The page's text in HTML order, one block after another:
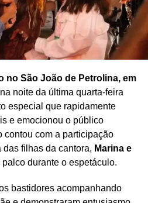
no São João de Petrolina, em
noite da última quarta-feira
especial que rapidamente
e emocionou o público
contou com a participação
filhas da cantora, Marina e
durante o espetáculo.
bastidores acompanhando